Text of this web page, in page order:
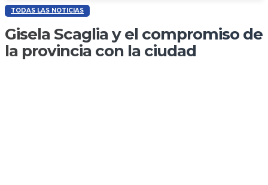
TODAS LAS NOTICIAS
Gisela Scaglia y el compromiso de
la provincia con la ciudad